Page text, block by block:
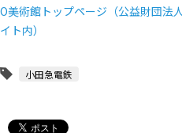
O美術館トップページ（公益財団
イト内）
小田急電鉄